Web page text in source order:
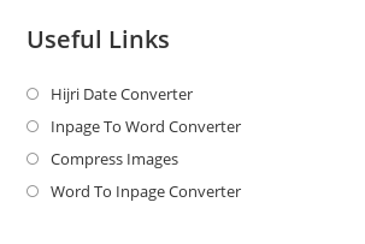
Useful Links
Hijri Date ConverterOpens
in
new
Inpage To Word ConverterOpens
a
Compress ImagesOpens
in
Word To Inpage ConverterOpens